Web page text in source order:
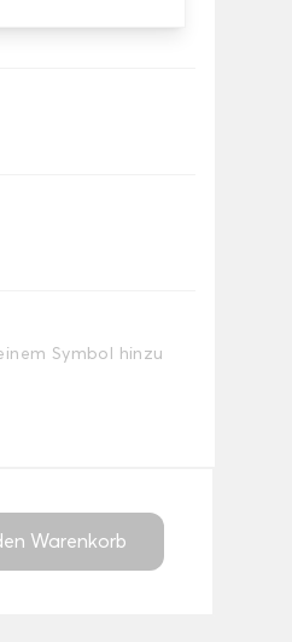
Symbol hinzu
Warenkorb